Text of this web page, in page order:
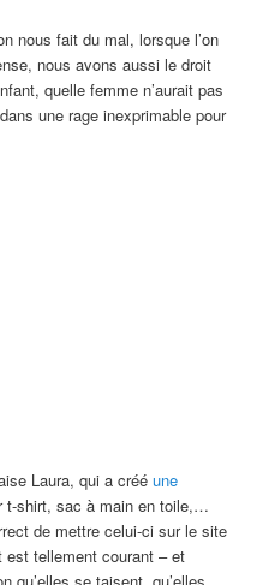
nous fait du mal, lorsque l’on
nous avons aussi le droit
quelle femme n’aurait pas
une rage inexprimable pour
Laura, qui a créé une
t-shirt, sac à main en toile,…
de mettre celui-ci sur le site
est tellement courant – et